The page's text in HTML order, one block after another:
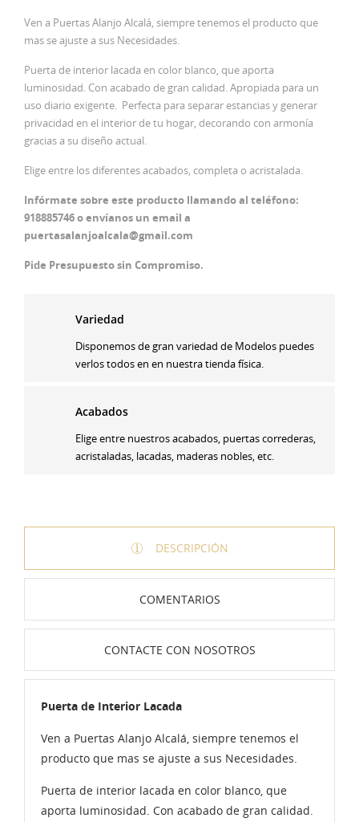
Ven a Puertas Alanjo Alcalá, siempre tenemos el producto que
mas se ajuste a sus Necesidades.
Puerta de interior lacada en color blanco, que aporta
luminosidad. Con acabado de gran calidad. Apropiada para un
uso diario exigente. Perfecta para separar estancias y generar
privacidad en el interior de tu hogar, decorando con armonía
gracias a su diseño actual.
Elige entre los diferentes acabados, completa o acristalada.
Infórmate sobre este producto llamando al teléfono:
918885746 o envíanos un email a
puertasalanjoalcala@gmail.com
Pide Presupuesto sin Compromiso.
Variedad
Disponemos de gran variedad de Modelos puedes
verlos todos en en nuestra tienda física.
Acabados
Elige entre nuestros acabados, puertas correderas,
acristaladas, lacadas, maderas nobles, etc.
DESCRIPCIÓN
COMENTARIOS
CONTACTE CON NOSOTROS
Puerta de Interior Lacada
Ven a Puertas Alanjo Alcalá, siempre tenemos el
producto que mas se ajuste a sus Necesidades.
Puerta de interior lacada en color blanco, que
aporta luminosidad. Con acabado de gran calidad.